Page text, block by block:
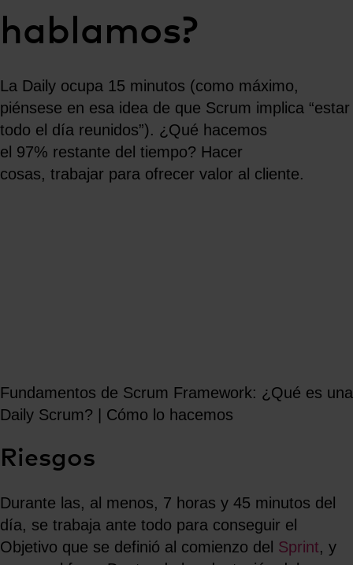
hablamos?
La Daily ocupa 15 minutos (como máximo,
piénsese en esa idea de que Scrum implica “estar
todo el día reunidos”). ¿Qué hacemos
el 97% restante del tiempo? Hacer
cosas, trabajar para ofrecer valor al cliente.
Fundamentos de Scrum Framework: ¿Qué es una
Daily Scrum? | Cómo lo hacemos
Riesgos
Durante las, al menos, 7 horas y 45 minutos del
día, se trabaja ante todo para conseguir el
Objetivo que se definió al comienzo del Sprint, y